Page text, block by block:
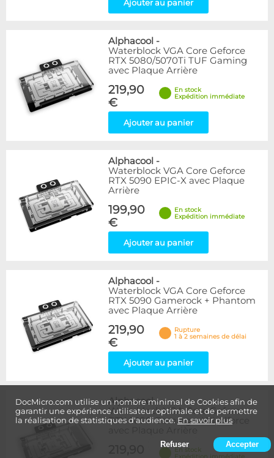
DocMicro.com utilise un nombre minimal de Cookies afin de
garantir une expérience utilisateur optimale et de permettre
la réalisation de statistiques d'audience. En savoir plus
Refuser Accepter
Ajouter au panier
Alphacool -
Waterblock VGA Core Geforce
RTX 5080/5070Ti TUF Gaming
avec Plaque Arrière
219,90
€
En stock
Expédition immédiate
Ajouter au panier
Alphacool -
Waterblock VGA Core Geforce
RTX 5090 EPIC-X avec Plaque
Arrière
199,90
€
En stock
Expédition immédiate
Ajouter au panier
Alphacool -
Waterblock VGA Core Geforce
RTX 5090 Gamerock + Phantom
avec Plaque Arrière
219,90
€
Rupture
1 à 2 semaines de délai
Ajouter au panier
Alphacool-
Waterblock VGA Core Geforce
RTX 5090 Gaming + Windforce
En stock
Expédition immédiate